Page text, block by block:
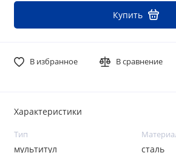
Купить
В избранное В сравнение
Характеристики
Тип
мультитул сталь